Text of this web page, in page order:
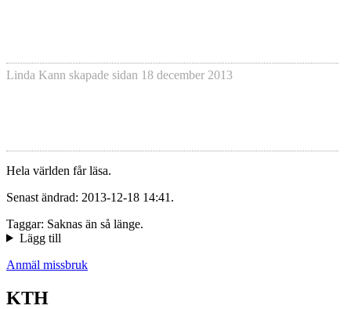
Linda Kann skapade sidan 18 december 2013
Hela världen får läsa.
Senast ändrad: 2013-12-18 14:41.
Taggar: Saknas än så länge.
Lägg till
Anmäl missbruk
KTH